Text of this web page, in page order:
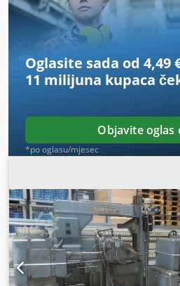
Oglasite sada od 4,49
11 milijuna kupaca
Objavite oglas
*po oglasu/mjesec